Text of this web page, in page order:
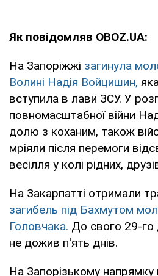
Як повідомляв OBOZ.UA:
На Запоріжжі загинула
Волині Надія Войцишин,
вступила в лави ЗСУ. У
повномасштабної війни
долю з коханим, також
мріяли після перемоги
весілля у колі рідних,
На Закарпатті отримали
загибель під Бахмутом
Головчака. До свого 29-го
не дожив п'ять днів.
На Запорізькому напрямку